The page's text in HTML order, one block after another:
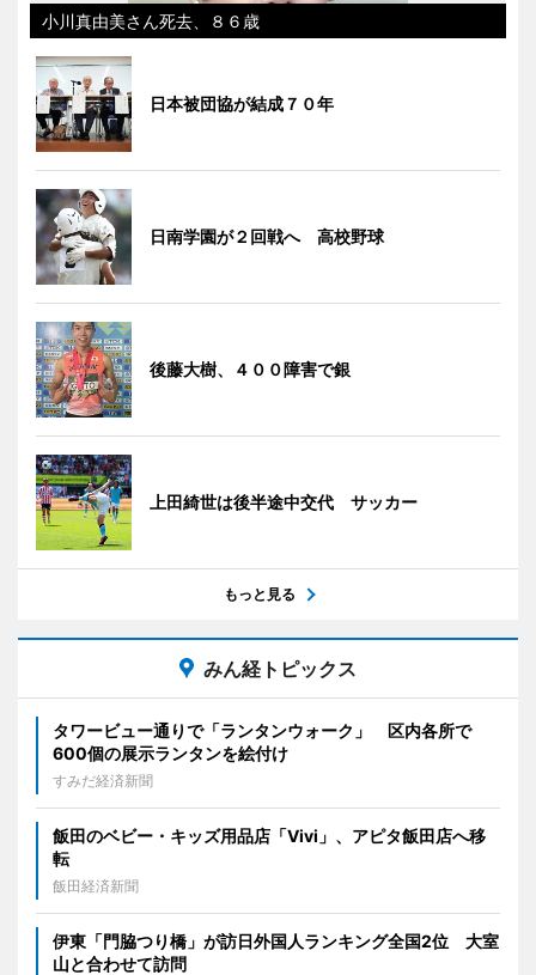
小川真由美さん死去、８６歳
日本被団協が結成７０年
日南学園が２回戦へ 高校野球
後藤大樹、４００障害で銀
上田綺世は後半途中交代 サッカー
もっと見る
みん経トピックス
タワービュー通りで「ランタンウォーク」 区内各所で
600個の展示ランタンを絵付け
すみだ経済新聞
飯田のベビー・キッズ用品店「Vivi」、アピタ飯田店へ移
転
飯田経済新聞
伊東「門脇つり橋」が訪日外国人ランキング全国2位 大室
山と合わせて訪問